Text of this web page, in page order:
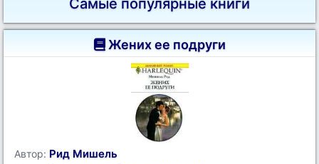
Самые популярные книги
Жених ее подруги
Автор: Рид Мишель